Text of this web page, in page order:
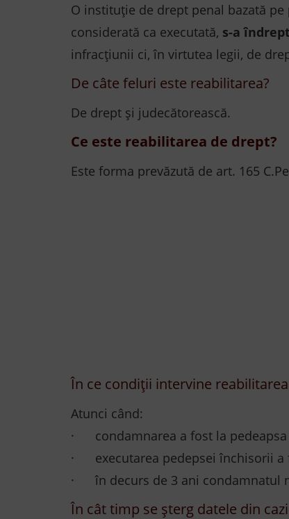
O instituție de drept penal bazată pe
considerată ca executată, s-a
infracțiunii ci, în virtutea legii, de
De câte feluri este reabilitarea?
De drept și judecătorească.
Ce este reabilitarea de drept?
Este forma prevăzută de art. 165
În ce condiții intervine
Atunci când:
· condamnarea a fost la pedeapsa
· executarea pedepsei închisorii a
· în decurs de 3 ani condamnatul
În cât timp se șterg datele din